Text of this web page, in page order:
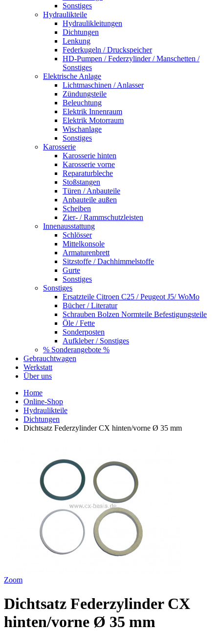
Sonstiges
Hydraulikteile
Hydraulikleitungen
Dichtungen
Lenkung
Federkugeln / Druckspeicher
HD-Pumpen / Federzylinder / Manschetten /
Sonstiges
Elektrische Anlage
Lichtmaschinen / Anlasser
Zündungsteile
Beleuchtung
Elektrik Innenraum
Elektrik Motorraum
Wischanlage
Sonstiges
Karosserie
Karosserie hinten
Karosserie vorne
Reparaturbleche
Stoßstangen
Türen / Anbauteile
Anbauteile außen
Scheiben
Zier- / Rammschutzleisten
Innenausstattung
Schlösser
Mittelkonsole
Armaturenbrett
Sitzstoffe / Dachhimmelstoffe
Gurte
Sonstiges
Sonstiges
Ersatzteile Citroen C25 / Peugeot J5/ WoMo
Bücher / Literatur
Schrauben Bolzen Normteile Befestigungsteile
Öle / Fette
Sonderposten
Aufkleber / Sonstiges
% Sonderangebote %
Gebrauchtwagen
Werkstatt
Über uns
Home
Online-Shop
Hydraulikteile
Dichtungen
Dichtsatz Federzylinder CX hinten/vorne Ø 35 mm
Zoom
Dichtsatz Federzylinder CX
hinten/vorne Ø 35 mm